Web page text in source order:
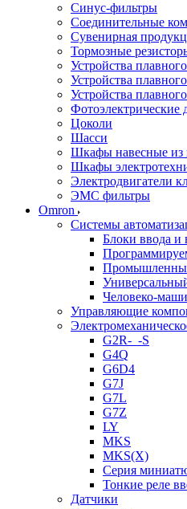
Синус-фильтры
Соединительные
Сувенирная
Тормозные
Устройства
Устройства
Устройства
Фотоэлектрические
Цоколи
Шасси
Шкафы навесные из
Шкафы
Электродвигатели
ЭМС фильтры
Omron
Системы
Блоки ввода и
Человеко-
Управляющие
G2R-_-S
G4Q
G6D4
G7J
G7L
G7Z
LY
MKS
MKS(X)
Серия
Тонкие реле
Датчики